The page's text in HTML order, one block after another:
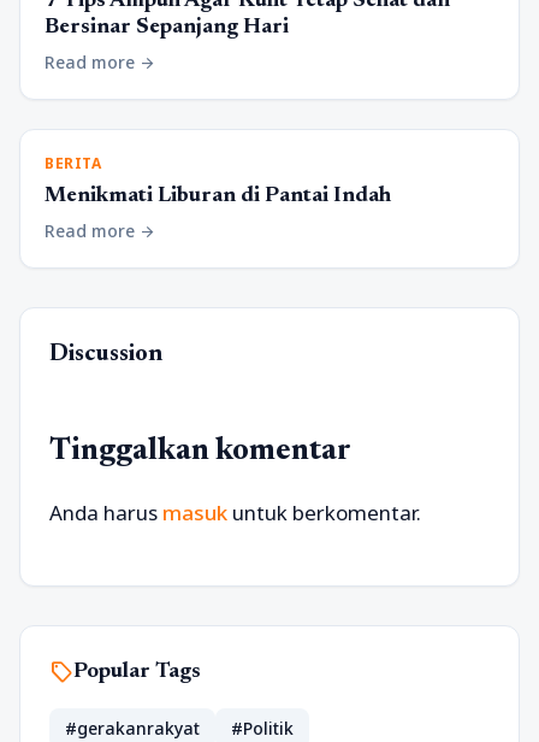
Bersinar Sepanjang Hari
Read more arrow_forward
BERITA
Menikmati Liburan di Pantai Indah
Read more arrow_forward
Discussion
Tinggalkan komentar
Anda harus masuk untuk berkomentar.
sellPopular Tags
#gerakanrakyat
#Politik